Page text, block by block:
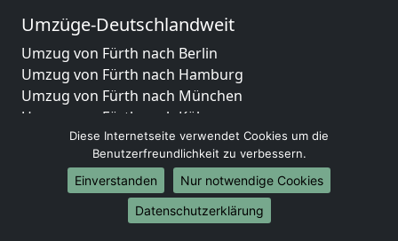
Umzüge-Deutschlandweit
Umzug von Fürth nach Berlin
Umzug von Fürth nach Hamburg
Umzug von Fürth nach München
Umzug von Fürth nach Köln
Umzug von Fürth nach Frankfurt am Main
Umzug von Fürth nach Stuttgart
Umzug von Fürth nach Düsseldorf
Umzug von Fürth nach Leipzig
Umzug von Fürth nach Dortmund
Diese Internetseite verwendet Cookies um die
Benutzerfreundlichkeit zu verbessern.
Einverstanden
Nur notwendige Cookies
Datenschutzerklärung